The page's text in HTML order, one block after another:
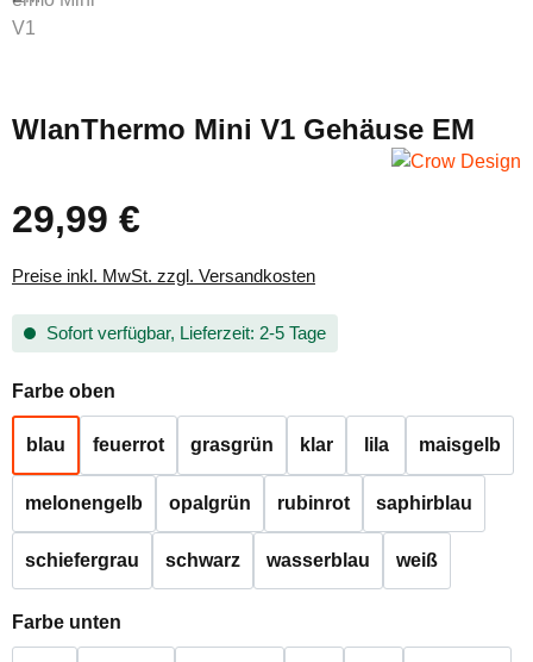
WlanThermo Mini V1 Gehäuse EM
Regulärer Preis:
29,99 €
Preise inkl. MwSt. zzgl. Versandkosten
Sofort verfügbar, Lieferzeit: 2-5 Tage
Farbe oben
blau feuerrot grasgrün klar lila maisgelb
melonengelb opalgrün rubinrot saphirblau
schiefergrau schwarz wasserblau weiß
Farbe unten